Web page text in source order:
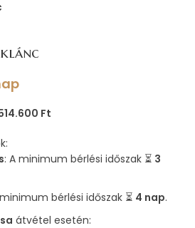
Ft
: A minimum bérlési időszak ⏳ 3
bérlési időszak ⏳ 4 nap.
átvétel esetén: